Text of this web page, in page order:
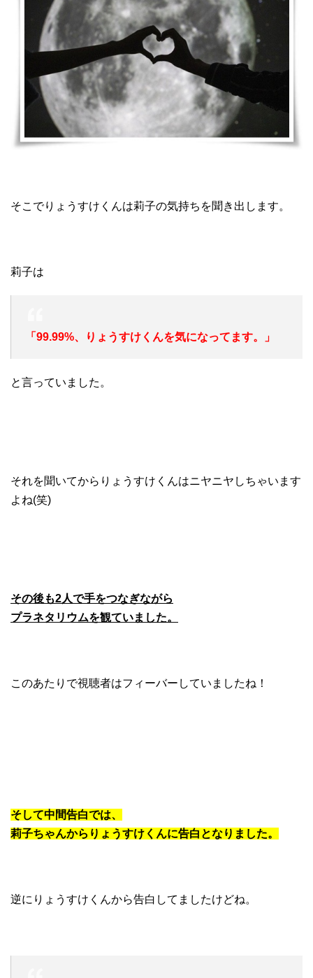
そこでりょうすけくんは莉子の気持ちを聞き出します。
莉子は
「99.99%、りょうすけくんを気になってます。」
と言っていました。
それを聞いてからりょうすけくんはニヤニヤしちゃいます
よね(笑)
その後も2人で手をつなぎながら
プラネタリウムを観ていました。
このあたりで視聴者はフィーバーしていましたね！
そして中間告白では、
莉子ちゃんからりょうすけくんに告白となりました。
逆にりょうすけくんから告白してましたけどね。